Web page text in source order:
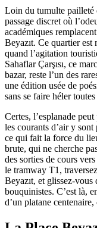
Loin du tumulte pailleté
passage discret où
académiques
Beyazıt. Ce quartier
quand l’agitation
Sahaflar Çarşısı, ce
bazar, reste l’un des
une édition usée de
sans se faire héler
Certes, l’esplanade
les courants d’air y
ce qui fait la force du
brute, qui ne cherche
des sorties de cours
le tramway T1,
Beyazıt, et glissez-
bouquinistes. C’est là,
d’un platane